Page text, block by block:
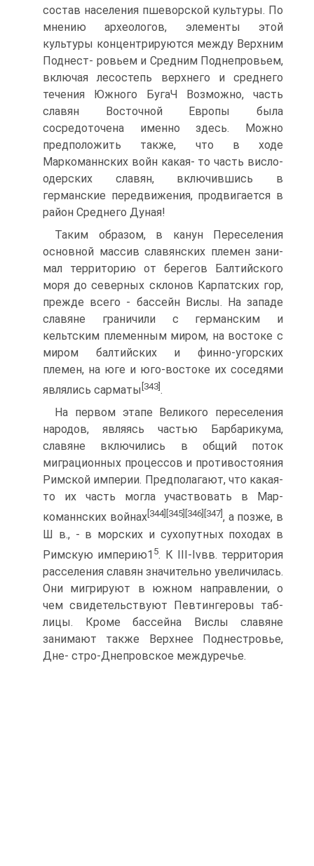
состав населения пшеворской культуры. По
мнению археологов, элементы этой
культуры концентрируются между Верхним
Поднест- ровьем и Средним Поднепровьем,
включая лесостепь верхнего и среднего
течения Южного БугаЧ Возможно, часть
славян Восточной Европы была
сосредоточена именно здесь. Можно
предположить также, что в ходе
Маркоманнских войн какая- то часть висло-
одерских славян, включившись в
германские передвижения, продви­гается в
район Среднего Дуная!
Таким образом, в канун Переселения
основной массив славянских племен зани­
мал территорию от берегов Балтийского
моря до северных склонов Карпатских гор,
прежде всего - бассейн Вислы. На западе
славяне граничили с германским и
кельтским племенным миром, на востоке с
миром балтийских и финно-угорских
племен, на юге и юго-востоке их соседями
являлись сарматы [343] .
На первом этапе Великого переселения
народов, являясь частью Барбарикума,
славяне включились в общий поток
миграционных процессов и противостояния
Римской империи. Предполагают, что какая-
то их часть могла участвовать в Мар­
команнских войнах[344] [345] [346] [347] , а позже, в
Ш в., - в морских и сухопутных походах в
Римскую империю1 5. К III-Ivвв. территория
расселения славян значительно увеличилась.
Они мигрируют в южном направлении, о
чем свидетельствуют Певтингеровы таб­
лицы. Кроме бассейна Вислы славяне
занимают также Верхнее Поднестровье,
Дне- стро-Днепровское междуречье.